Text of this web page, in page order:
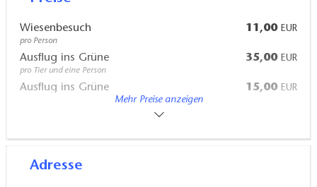
Absprache möglich.
Wiesenbesuch 11,00 EUR
pro Person
Ausflug ins Grüne 35,00 EUR
pro Tier und eine Person
Ausflug ins Grüne 15,00 EUR
Mehr Preise anzeigen
Adresse